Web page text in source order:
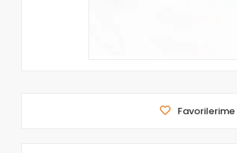
Favorilerime